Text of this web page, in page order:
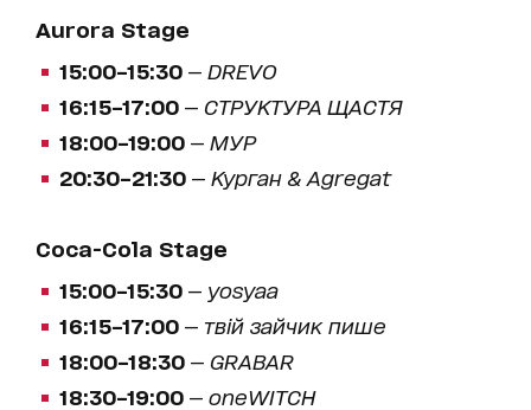
Aurora Stage
15:00–15:30 — DREVO
16:15–17:00 — СТРУКТУРА ЩАСТЯ
18:00–19:00 — МУР
20:30–21:30 — Курган & Agregat
Coca-Cola Stage
15:00–15:30 — yosyaa
16:15–17:00 — твій зайчик пише
18:00–18:30 — GRABAR
18:30–19:00 — oneWITCH